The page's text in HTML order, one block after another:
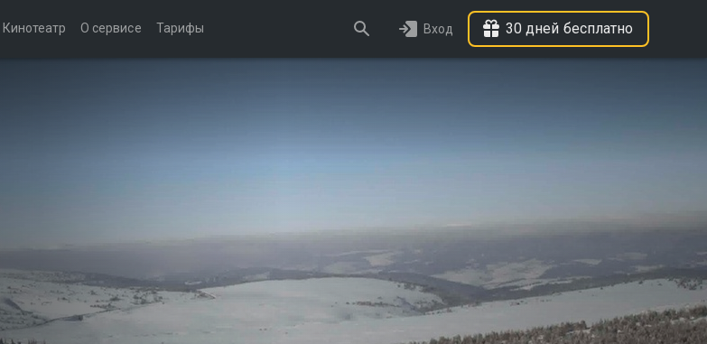
Кинотеатр О сервисе Тарифы Вход 30 дней бесплатно